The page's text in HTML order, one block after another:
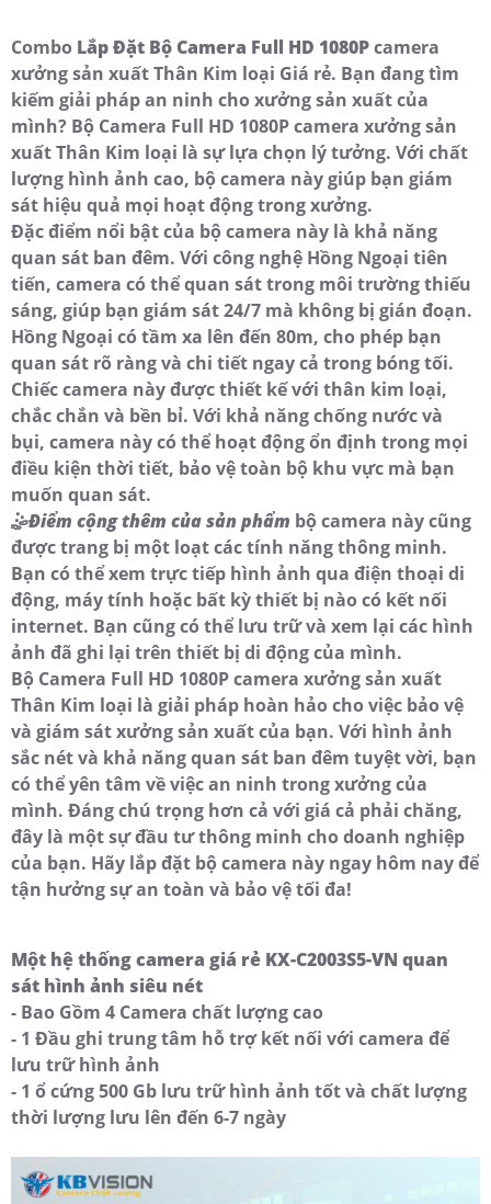
Combo Lắp Đặt Bộ Camera Full HD 1080Pcamera
xưởng sản xuất Thân Kim loại Giá rẻ. Bạn đang tìm
kiếm giải pháp an ninh cho xưởng sản xuất của
mình? Bộ Camera Full HD 1080P camera xưởng sản
xuất Thân Kim loại là sự lựa chọn lý tưởng. Với chất
lượng hình ảnh cao, bộ camera này giúp bạn giám
sát hiệu quả mọi hoạt động trong xưởng.
Đặc điểm nổi bật của bộ camera này là khả năng
quan sát ban đêm. Với công nghệ Hồng Ngoại tiên
tiến, camera có thể quan sát trong môi trường thiếu
sáng, giúp bạn giám sát 24/7 mà không bị gián đoạn.
Hồng Ngoại có tầm xa lên đến 80m, cho phép bạn
quan sát rõ ràng và chi tiết ngay cả trong bóng tối.
Chiếc camera này được thiết kế với thân kim loại,
chắc chắn và bền bỉ. Với khả năng chống nước và
bụi, camera này có thể hoạt động ổn định trong mọi
điều kiện thời tiết, bảo vệ toàn bộ khu vực mà bạn
muốn quan sát.
🤹Điểm cộng thêm của sản phẩm bộ camera này cũng
được trang bị một loạt các tính năng thông minh.
Bạn có thể xem trực tiếp hình ảnh qua điện thoại di
động, máy tính hoặc bất kỳ thiết bị nào có kết nối
internet. Bạn cũng có thể lưu trữ và xem lại các hình
ảnh đã ghi lại trên thiết bị di động của mình.
Bộ Camera Full HD 1080P camera xưởng sản xuất
Thân Kim loại là giải pháp hoàn hảo cho việc bảo vệ
và giám sát xưởng sản xuất của bạn. Với hình ảnh
sắc nét và khả năng quan sát ban đêm tuyệt vời, bạn
có thể yên tâm về việc an ninh trong xưởng của
mình. Đáng chú trọng hơn cả với giá cả phải chăng,
đây là một sự đầu tư thông minh cho doanh nghiệp
của bạn. Hãy lắp đặt bộ camera này ngay hôm nay để
tận hưởng sự an toàn và bảo vệ tối đa!
Một hệ thống camera giá rẻ KX-C2003S5-VN quan
sát hình ảnh siêu nét
- Bao Gồm 4 Camera chất lượng cao
- 1 Đầu ghi trung tâm hỗ trợ kết nối với camera để
lưu trữ hình ảnh
- 1 ổ cứng 500 Gb lưu trữ hình ảnh tốt và chất lượng
thời lượng lưu lên đến 6-7 ngày